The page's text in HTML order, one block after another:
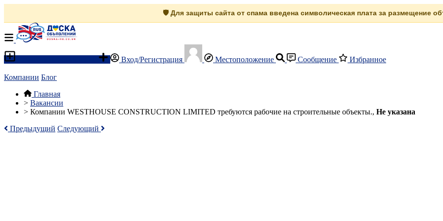
🛡️ Для защиты сайта от спама введена символическая плата за размещение
Вход/Регистрация Местоположение Сообщение Избранное
Компании Блог
Главная
> Вакансии
> Компании WESTHOUSE CONSTRUCTION LIMITED требуются рабочие на строительные объекты., Не указана
Предыдущий Следующий